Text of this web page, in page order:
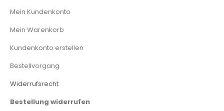
Mein Kundenkonto
Mein Warenkorb
Kundenkonto erstellen
Bestellvorgang
Widerrufsrecht
Bestellung widerrufen